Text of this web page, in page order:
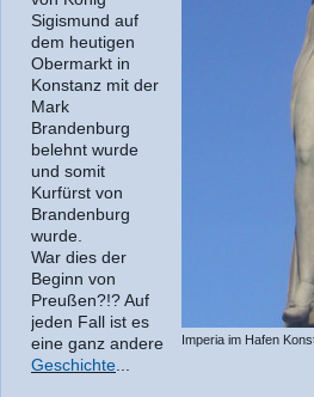
Imperia im Hafen
Sigismund auf
dem heutigen
Obermarkt in
Konstanz mit der
Mark
Brandenburg
belehnt wurde
und somit
Kurfürst von
Brandenburg
wurde.
War dies der
Beginn von
Preußen?!? Auf
jeden Fall ist es
eine ganz andere
Geschichte...